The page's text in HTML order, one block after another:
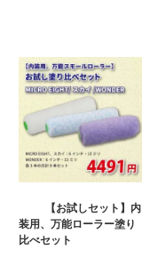
【お試しセット】内
装用、万能ローラー塗り
比べセット